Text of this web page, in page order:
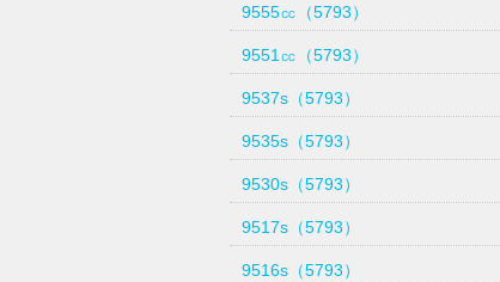
9555㏄（5793）
9551㏄（5793）
9537s（5793）
9535s（5793）
9530s（5793）
9517s（5793）
9516s（5793）